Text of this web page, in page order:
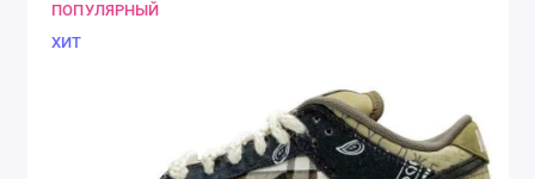
ПОПУЛЯРНЫЙ
ХИТ